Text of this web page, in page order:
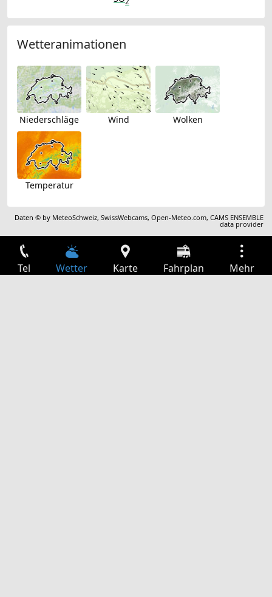
Wetteranimationen
Niederschläge Wind Wolken
Temperatur
Daten © by MeteoSchweiz,SwissWebcams,Open-Meteo.com,CAMS ENSEMBLE
data provider
Tel Wetter Karte Fahrplan Mehr